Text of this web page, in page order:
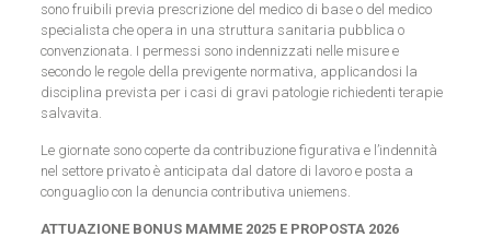
sono fruibili previa prescrizione del medico di base o del medico
specialista che opera in una struttura sanitaria pubblica o
convenzionata. I permessi sono indennizzati nelle misure e
secondo le regole della previgente normativa, applicandosi la
disciplina prevista per i casi di gravi patologie richiedenti terapie
salvavita.
Le giornate sono coperte da contribuzione figurativa e l’indennità
nel settore privato è anticipata dal datore di lavoro e posta a
conguaglio con la denuncia contributiva uniemens.
ATTUAZIONE BONUS MAMME 2025 E PROPOSTA 2026